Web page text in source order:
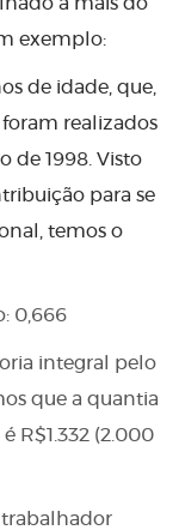
exemplo:
de idade, que,
realizados
de 1998. Visto
para se
temos o
0,666
integral pelo
que a quantia
R$1.332 (2.000